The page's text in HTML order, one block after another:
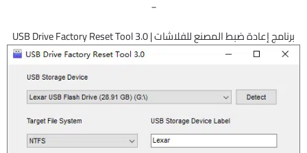
برنامج إعادة ضبط المصنع للفلاشات | USB Drive Factory Reset Tool 3.0